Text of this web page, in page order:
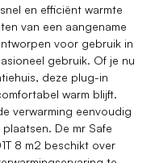
en efficiënt warmte
van een aangename
voor gebruik in
gebruik. Of je nu
deze plug-in
warm blijft.
verwarming eenvoudig
De mr Safe
8 m2 beschikt over